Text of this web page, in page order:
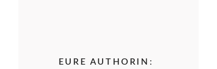
EURE AUTHORIN: